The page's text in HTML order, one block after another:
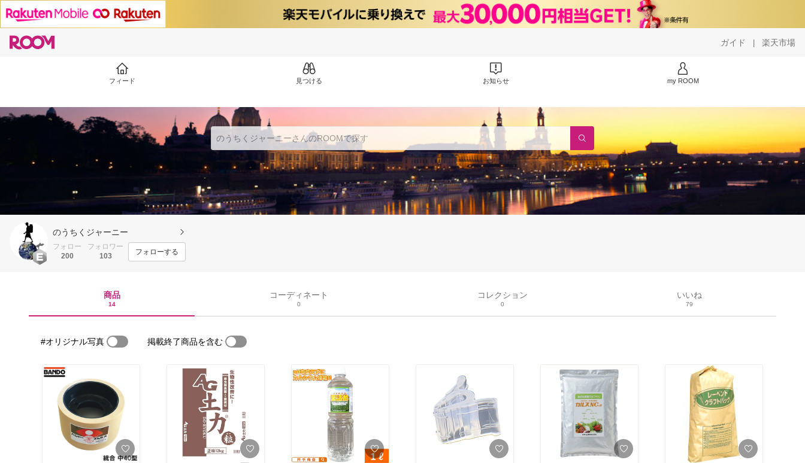
ガイド | 楽天市場
フィード 見つける お知らせ my ROOM
のうちくジャーニー
フォロー
200
フォロワー
103
フォローする
商品
14
コーディネート
0
コレクション
0
いいね
79
#オリジナル写真 掲載終了商品を含む